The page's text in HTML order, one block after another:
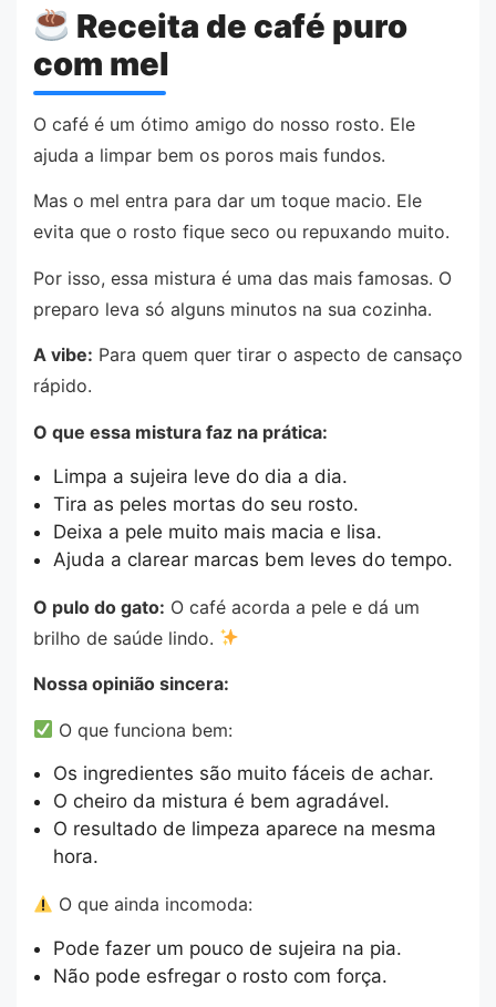
Receita de café puro
com mel
O café é um ótimo amigo do nosso rosto. Ele
ajuda a limpar bem os poros mais fundos.
Mas o mel entra para dar um toque macio. Ele
evita que o rosto fique seco ou repuxando muito.
Por isso, essa mistura é uma das mais famosas. O
preparo leva só alguns minutos na sua cozinha.
A vibe: Para quem quer tirar o aspecto de cansaço
rápido.
O que essa mistura faz na prática:
Limpa a sujeira leve do dia a dia.
Tira as peles mortas do seu rosto.
Deixa a pele muito mais macia e lisa.
Ajuda a clarear marcas bem leves do tempo.
O pulo do gato: O café acorda a pele e dá um
brilho de saúde lindo.
Nossa opinião sincera:
O que funciona bem:
Os ingredientes são muito fáceis de achar.
O cheiro da mistura é bem agradável.
O resultado de limpeza aparece na mesma
hora.
O que ainda incomoda:
Pode fazer um pouco de sujeira na pia.
Não pode esfregar o rosto com força.